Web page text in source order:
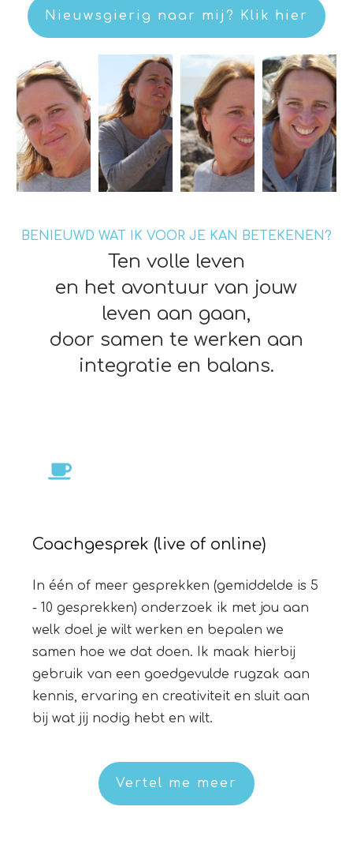
Nieuwsgierig naar mij? Klik hier
BENIEUWD WAT IK VOOR JE KAN BETEKENEN?
Ten volle leven
en het avontuur van jouw
leven aan gaan,
door samen te werken aan
integratie en balans.
Coachgesprek (live of online)
In één of meer gesprekken (gemiddelde is 5
- 10 gesprekken) onderzoek ik met jou aan
welk doel je wilt werken en bepalen we
samen hoe we dat doen. Ik maak hierbij
gebruik van een goedgevulde rugzak aan
kennis, ervaring en creativiteit en sluit aan
bij wat jij nodig hebt en wilt.
Vertel me meer